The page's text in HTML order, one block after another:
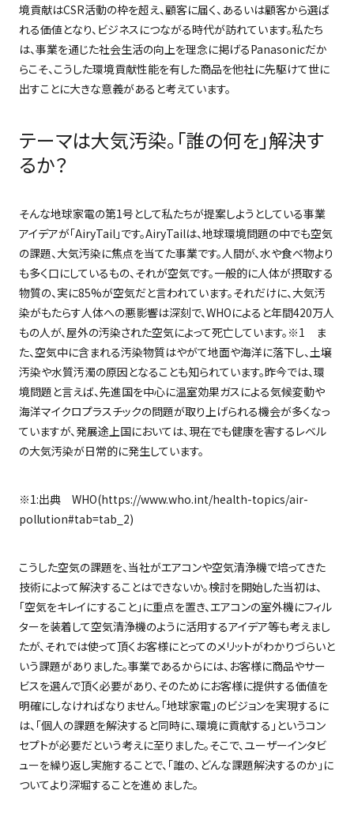
境貢献はCSR活動の枠を超え、顧客に届く、あるいは顧客から選ば
れる価値となり、ビジネスにつながる時代が訪れています。私たち
は、事業を通じた社会生活の向上を理念に掲げるPanasonicだか
らこそ、こうした環境貢献性能を有した商品を他社に先駆けて世に
出すことに大きな意義があると考えています。
テーマは大気汚染。「誰の何を」解決す
るか？
そんな地球家電の第1号として私たちが提案しようとしている事業
アイデアが「AiryTail」です。AiryTailは、地球環境問題の中でも空気
の課題、大気汚染に焦点を当てた事業です。人間が、水や食べ物より
も多く口にしているもの、それが空気です。一般的に人体が摂取する
物質の、実に85%が空気だと言われています。それだけに、大気汚
染がもたらす人体への悪影響は深刻で、WHOによると年間420万人
もの人が、屋外の汚染された空気によって死亡しています。※1 ま
た、空気中に含まれる汚染物質はやがて地面や海洋に落下し、土壌
汚染や水質汚濁の原因となることも知られています。昨今では、環
境問題と言えば、先進国を中心に温室効果ガスによる気候変動や
海洋マイクロプラスチックの問題が取り上げられる機会が多くなっ
ていますが、発展途上国においては、現在でも健康を害するレベル
の大気汚染が日常的に発生しています。
※1:出典 WHO(https://www.who.int/health-topics/air-
pollution#tab=tab_2)
こうした空気の課題を、当社がエアコンや空気清浄機で培ってきた
技術によって解決することはできないか。検討を開始した当初は、
「空気をキレイにすること」に重点を置き、エアコンの室外機にフィル
ターを装着して空気清浄機のように活用するアイデア等も考えまし
たが、それでは使って頂くお客様にとってのメリットがわかりづらいと
いう課題がありました。事業であるからには、お客様に商品やサー
ビスを選んで頂く必要があり、そのためにお客様に提供する価値を
明確にしなければなりません。「地球家電」のビジョンを実現するに
は、「個人の課題を解決すると同時に、環境に貢献する」というコン
セプトが必要だという考えに至りました。そこで、ユーザーインタビ
ューを繰り返し実施することで、「誰の、どんな課題解決するのか」に
ついてより深堀することを進めました。